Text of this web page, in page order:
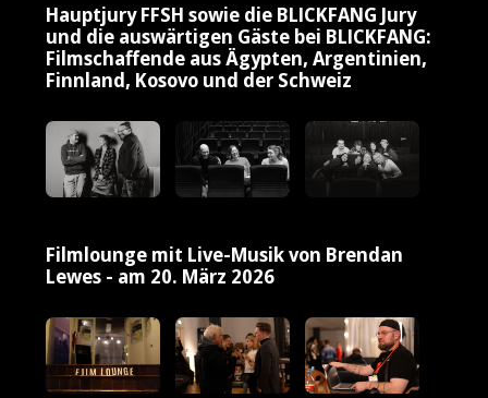
Hauptjury FFSH sowie die BLICKFANG Jury
und die auswärtigen Gäste bei BLICKFANG:
Filmschaffende aus Ägypten, Argentinien,
Finnland, Kosovo und der Schweiz
Filmlounge mit Live-Musik von Brendan
Lewes - am 20. März 2026